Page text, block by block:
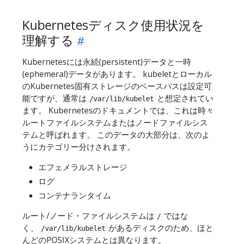
Kubernetesディスク使用状況を
理解する
Kubernetesには永続(persistent)データと一時
(ephemeral)データがあります。 kubeletとローカル
のKubernetes固有ストレージのベースパスは設定可
能ですが、通常は /var/lib/kubelet と想定されてい
ます。 Kubernetesのドキュメントでは、これは時々
ルートファイルシステムまたはノードファイルシス
テムと呼ばれます。 このデータの大部分は、次のよ
うにカテゴリー分けされます。
エフェメラルストレージ
ログ
コンテナランタイム
ルート/ノード・ファイルシステムは / ではな
く、
/var/lib/kubelet があるディスクのため、ほと
んどのPOSIXシステムとは異なります。